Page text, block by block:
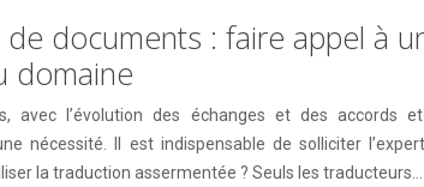
documents : faire appel à
domaine
avec l’évolution des échanges et des accords
nécessité. Il est indispensable de solliciter
la traduction assermentée ? Seuls les traducteurs…